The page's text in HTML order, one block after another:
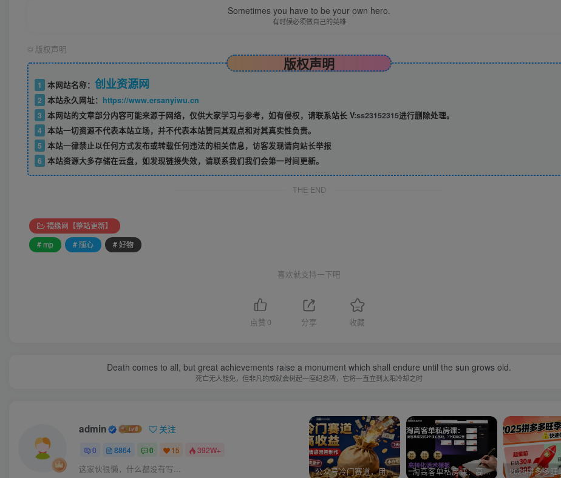
Sometimes you have to be your own hero.
有时候必须做自己的英雄
© 版权声明
版权声明
1 本网站名称： 创业资源网
2 本站永久网址： https://www.ersanyiwu.cn
3 本网站的文章部分内容可能来源于网络，仅供大家学习与参考，如有侵权，请联系站长 V:ss23152315进行删除处理。
4 本站一切资源不代表本站立场，并不代表本站赞同其观点和对其真实性负责。
5 本站一律禁止以任何方式发布或转载任何违法的相关信息，访客发现请向站长举报
6 本站资源大多存储在云盘，如发现链接失效，请联系我们我们会第一时间更新。
THE END
福缘网【整站更新】
# mp
# 随心 # 好物
喜欢就支持一下吧
点赞 0 分享 收藏
Death comes to all, but great achievements raise a monument which shall endure until the sun grows old.
死亡无人能免，但非凡的成就会树起一座纪念碑，它将一直立到太阳冷却之时
admin 关注
0 8864 0 15 392W+
这家伙很懒，什么都没有写... 公众号冷门赛道，用AI做情感漫画，7天开通流量主，操作简单，小白可玩 淘高客单私房课：高客单成交的3个核心基础，1个实操法宝